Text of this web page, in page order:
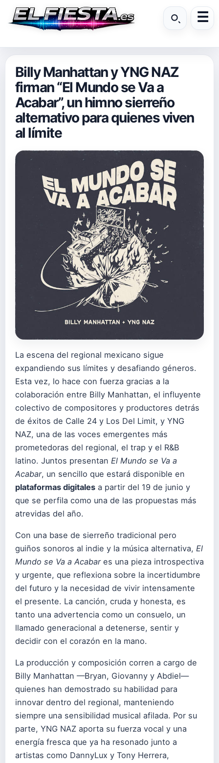
Billy Manhattan y YNG NAZ
firman “El Mundo se Va a
Acabar”, un himno sierreño
alternativo para quienes viven
al límite
La escena del regional mexicano sigue
expandiendo sus límites y desafiando géneros.
Esta vez, lo hace con fuerza gracias a la
colaboración entre Billy Manhattan, el influyente
colectivo de compositores y productores detrás
de éxitos de Calle 24 y Los Del Limit, y YNG
NAZ, una de las voces emergentes más
prometedoras del regional, el trap y el R&B
latino. Juntos presentan El Mundo se Va a
Acabar, un sencillo que estará disponible en
plataformas digitales a partir del 19 de junio y
que se perfila como una de las propuestas más
atrevidas del año.
Con una base de sierreño tradicional pero
guiños sonoros al indie y la música alternativa, El
Mundo se Va a Acabares una pieza introspectiva
y urgente, que reflexiona sobre la incertidumbre
del futuro y la necesidad de vivir intensamente
el presente. La canción, cruda y honesta, es
tanto una advertencia como un consuelo, un
llamado generacional a detenerse, sentir y
decidir con el corazón en la mano.
La producción y composición corren a cargo de
Billy Manhattan —Bryan, Giovanny y Abdiel—
quienes han demostrado su habilidad para
innovar dentro del regional, manteniendo
siempre una sensibilidad musical afilada. Por su
parte, YNG NAZ aporta su fuerza vocal y una
energía fresca que ya ha resonado junto a
artistas como DannyLux y Tony Herrera,